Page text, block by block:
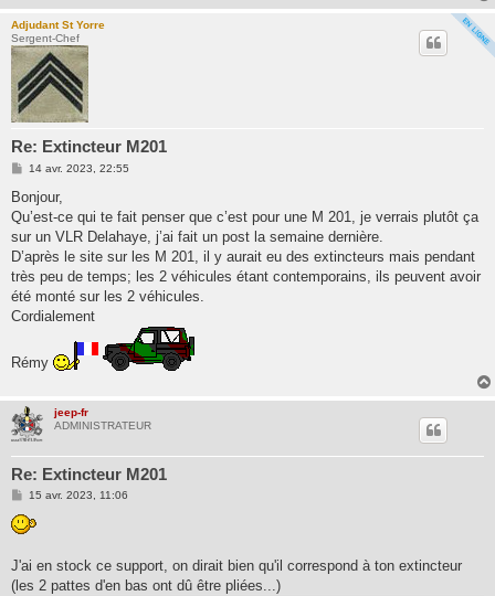
Adjudant St Yorre
Sergent-Chef
Re: Extincteur M201
M
s
a
g
14 avr. 2023, 22:55
Bonjour,
Qu’est-ce qui te fait penser que c’est pour une M 201, je verrais plutôt ça
sur un VLR Delahaye, j’ai fait un post la semaine dernière.
D’après le site sur les M 201, il y aurait eu des extincteurs mais pendant
très peu de temps; les 2 véhicules étant contemporains, ils peuvent avoir
été monté sur les 2 véhicules.
Cordialement
Rémy
jeep-fr
ADMINISTRATEUR
Re: Extincteur M201
M
s
s
g
e
15 avr. 2023, 11:06
J'ai en stock ce support, on dirait bien qu'il correspond à ton extincteur
(les 2 pattes d'en bas ont dû être pliées...)